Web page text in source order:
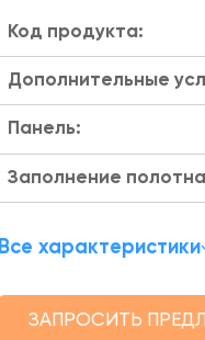
Код продукта:
Дополнительные
Панель:
Заполнение
Все характеристики
ЗАПРОСИТЬ